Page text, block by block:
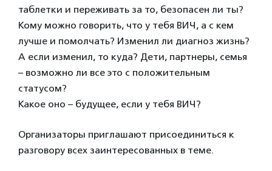
таблетки и переживать за то, безопасен ли ты?
Кому можно говорить, что у тебя ВИЧ, а с кем
лучше и помолчать? Изменил ли диагноз жизнь?
А если изменил, то куда? Дети, партнеры, семья
– возможно ли все это с положительным
статусом?
Какое оно – будущее, если у тебя ВИЧ?
Организаторы приглашают присоединиться к
разговору всех заинтересованных в теме.